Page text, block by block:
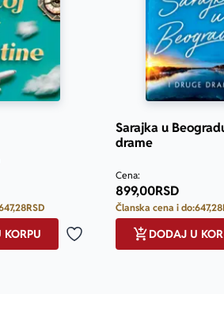
RSD
Dodaj u omiljene
Sarajka u
drame
Cena:
899,00RSD
Članska cena i do:647,28
DODAJ U